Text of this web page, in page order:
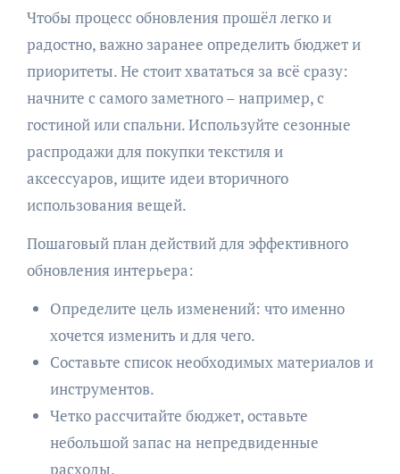
Чтобы процесс обновления прошёл легко и
радостно, важно заранее определить бюджет и
приоритеты. Не стоит хвататься за всё сразу:
начните с самого заметного – например, с
гостиной или спальни. Используйте сезонные
распродажи для покупки текстиля и
аксессуаров, ищите идеи вторичного
использования вещей.
Пошаговый план действий для эффективного
обновления интерьера:
Определите цель изменений: что именно
хочется изменить и для чего.
Составьте список необходимых материалов и
инструментов.
Четко рассчитайте бюджет, оставьте
небольшой запас на непредвиденные
расходы.